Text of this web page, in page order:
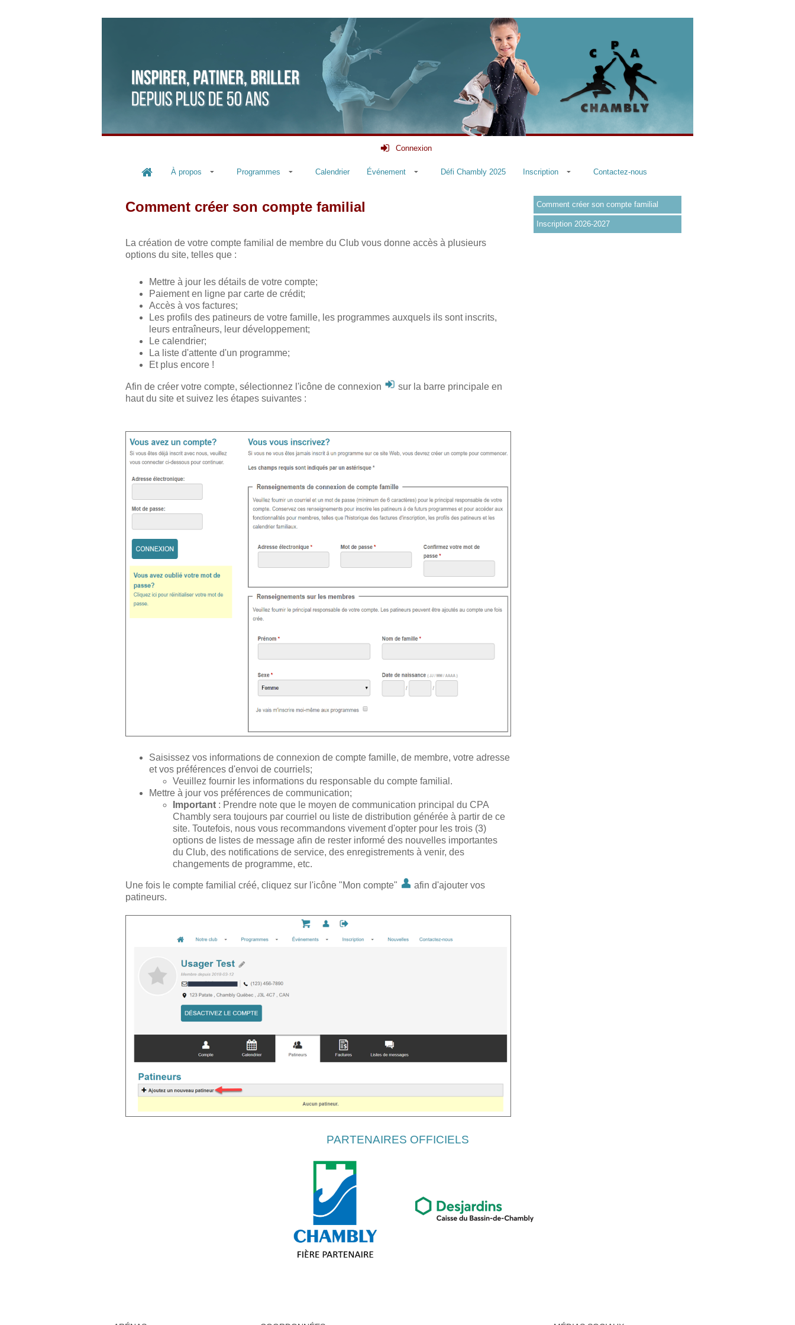
Connexion
À propos Programmes Calendrier Événement Défi Chambly 2025 Inscription Contactez-nous
Comment créer son compte familial
Inscription 2026-2027
Comment créer son compte familial
La création de votre compte familial de membre du Club vous donne accès à plusieurs
options du site, telles que :
Mettre à jour les détails de votre compte;
Paiement en ligne par carte de crédit;
Accès à vos factures;
Les profils des patineurs de votre famille, les programmes auxquels ils sont inscrits,
leurs entraîneurs, leur développement;
Le calendrier;
La liste d'attente d'un programme;
Et plus encore !
Afin de créer votre compte, sélectionnez l'icône de connexion sur la barre principale en
haut du site et suivez les étapes suivantes :
Saisissez vos informations de connexion de compte famille, de membre, votre adresse
et vos préférences d'envoi de courriels;
Veuillez fournir les informations du responsable du compte familial.
Mettre à jour vos préférences de communication;
Important : Prendre note que le moyen de communication principal du CPA
Chambly sera toujours par courriel ou liste de distribution générée à partir de ce
site. Toutefois, nous vous recommandons vivement d'opter pour les trois (3)
options de listes de message afin de rester informé des nouvelles importantes
du Club, des notifications de service, des enregistrements à venir, des
changements de programme, etc.
Une fois le compte familial créé, cliquez sur l'icône "Mon compte"
afin d'ajouter vos
patineurs.
PARTENAIRES OFFICIELS